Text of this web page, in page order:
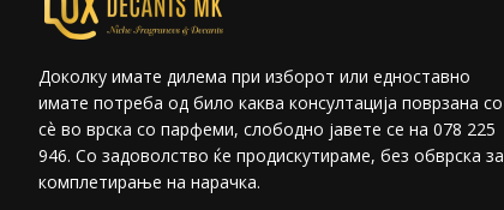
Доколку имате дилема при изборот или едноставно
имате потреба од било каква консултација поврзана со
сѐ во врска со парфеми, слободно јавете се на 078 225
946. Со задоволство ќе продискутираме, без обврска за
комплетирање на нарачка.